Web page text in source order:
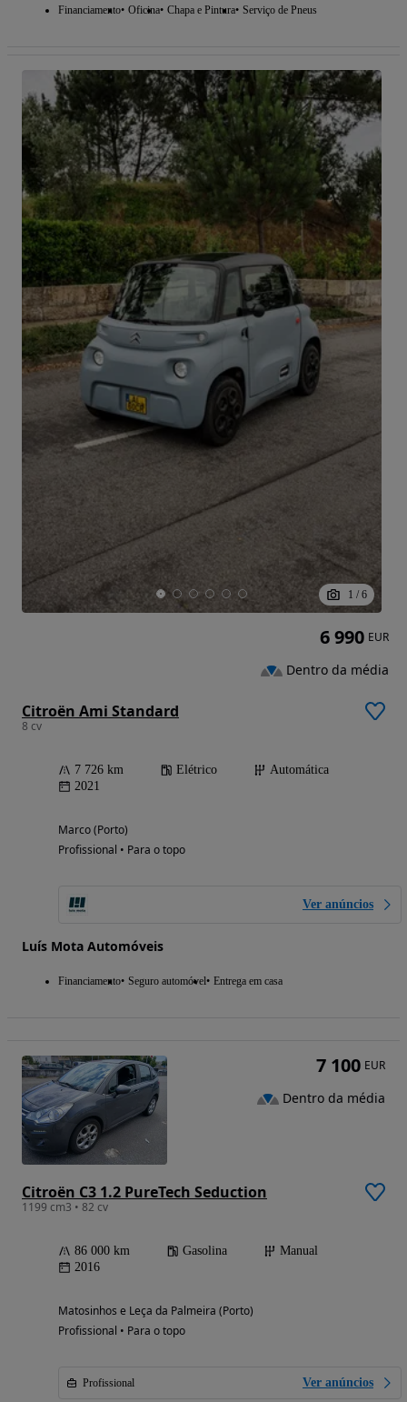
Financiamento Oficina Chapa e Pintura Serviço de Pneus
1 / 6
Citroën Ami Standard
8 cv
7 726 km Elétrico
Automática
2021
Marco (Porto)
Profissional • Para o topo
Ver anúncios
Luís Mota Automóveis
Financiamento Seguro automóvel Entrega em casa
6 990 EUR
Dentro da média
Citroën C3 1.2 PureTech Seduction
1199 cm3 • 82 cv
86 000 km Gasolina
Manual
2016
Matosinhos e Leça da Palmeira (Porto)
Profissional • Para o topo
Profissional Ver anúncios
7 100 EUR
Dentro da média